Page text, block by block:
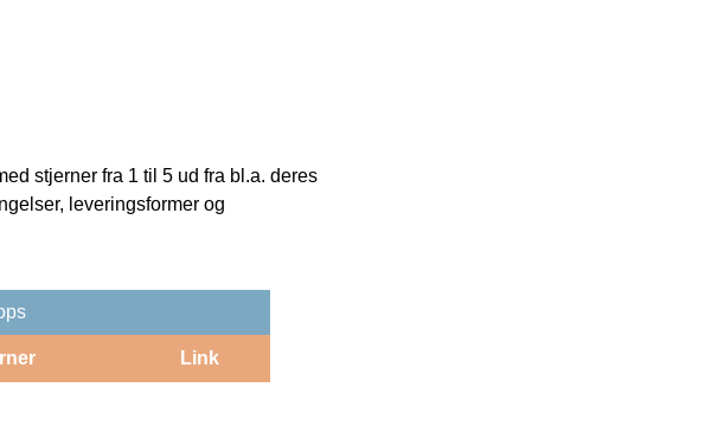
stjerner fra 1 til 5 ud fra bl.a. deres
leveringsformer og
Link